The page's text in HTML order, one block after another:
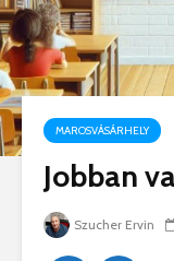
MAROSVÁSÁRHELY
Jobban
Szucher Ervin